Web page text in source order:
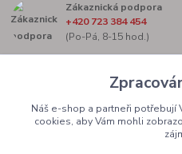
Zákaznická podpora
+420 723 384 454
(Po-Pá, 8-15 hod.)
Náš e-shop a partneři potřebují
cookies, aby Vám mohli